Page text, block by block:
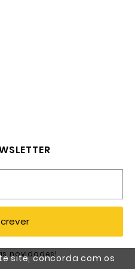
site, concorda com os
novidades!